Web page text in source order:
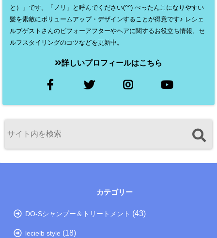
と）」です。「ノリ」と呼んでください(^^) ぺったんこになりやすい
髪を素敵にボリュームアップ・デザインすることが得意です♪ レシェ
ルブゲストさんのビフォーアフターやヘアに関するお役立ち情報、セ
ルフスタイリングのコツなどを更新中。
詳しいプロフィールはこちら
カテゴリー
DO-Sシャンプー＆トリートメント (43)
lecielb style (18)